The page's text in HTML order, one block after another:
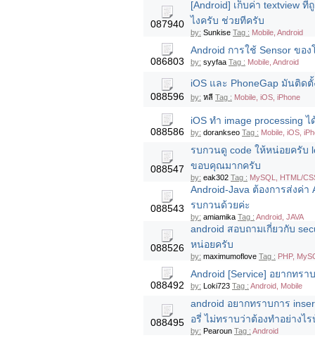
087940
[Android] เก็บค่า textview
ไงครับ ช่วยทีครับ
by: Sunkise Tag : Mobile, Android
086803
Android การใช้ Sensor ขอ
by: syyfaa Tag : Mobile, Android
088596
iOS และ PhoneGap มันติด
by: หลี Tag : Mobile, iOS, iPhone
088586
iOS ทำ image processing
by: dorankseo Tag : Mobile, iOS,
088547
รบกวนดู code ให้หน่อยครับ
ขอบคุณมากครับ
by: eak302 Tag : MySQL, HTML/
088543
Android-Java ต้องการส่งค่า
รบกวนด้วยค่ะ
by: amiamika Tag : Android, JAVA
088526
android สอบถามเกี่ยวกับ
หน่อยครับ
by: maximumoflove Tag : PHP,
088492
Android [Service] อยากทรา
by: Loki723 Tag : Android, Mobile
088495
android อยากทราบการ
อรี่ ไม่ทราบว่าต้องทำอย่างไ
by: Pearoun Tag : Android